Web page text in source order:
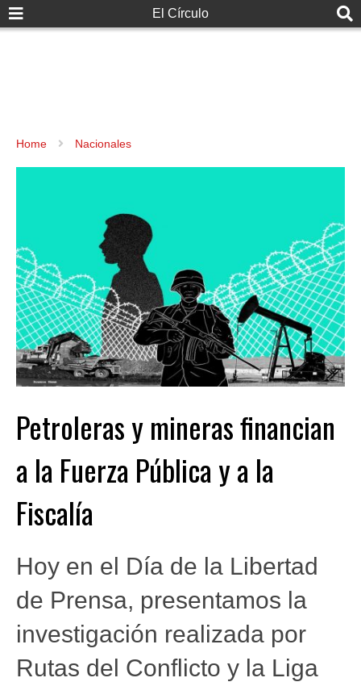
El Círculo
Home Nacionales
Petroleras y mineras financian
a la Fuerza Pública y a la
Fiscalía
Hoy en el Día de la Libertad
de Prensa, presentamos la
investigación realizada por
Rutas del Conflicto y la Liga